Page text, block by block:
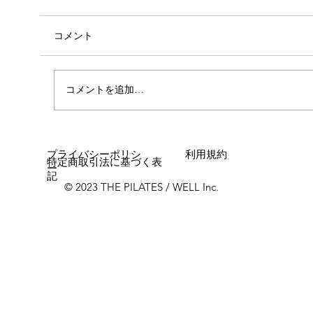
心斎橋店 店長就任！！
コメント
コメントを追加…
© 2023 THE PILATES / WELL Inc.
プライバシーポリシ
ー
利用規約
特定商取引法に基づく表
記